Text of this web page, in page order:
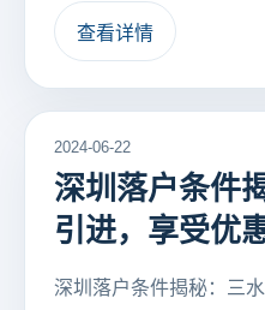
查看详情
2024-06-22
深圳落户条件
引进，享受优
深圳落户条件揭秘：三